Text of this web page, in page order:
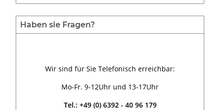
Haben sie Fragen?
Wir sind für Sie Telefonisch erreichbar:
Mo-Fr. 9-12Uhr und 13-17Uhr
Tel.: +49 (0) 6392 - 40 96 179